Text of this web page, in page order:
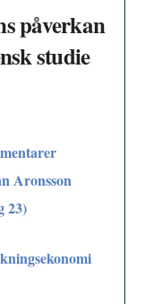
påverkan
studie
Aronsson
23)